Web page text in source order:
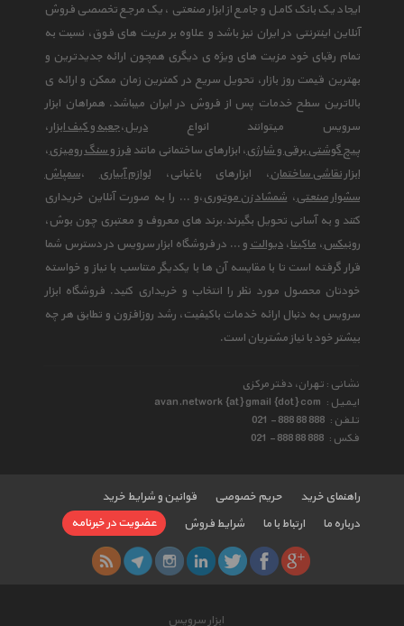
ایجاد یک بانک کامل و جامع از ابزار صنعتی ، یک مرجع تخصصی فروش
آنلاین اینترنتی در ایران نیز باشد و علاوه بر مزیت های فوق، نسبت به
تمام رقبای خود مزیت های ویژه ی دیگری همچون ارائه جدیدترین و
بهترین قیمت روز بازار، تحویل سریع در کمترین زمان ممکن و ارائه ی
بالاترین سطح خدمات پس از فروش در ایران میباشد. همراهان ابزار
سرویس میتوانند انواع دریل،جعبه و کیف ابزار،
پیچ گوشتی برقی و شارژی، ابزارهای ساختمانی مانند فرز و سنگ رومیزی،
ابزار نقاشی ساختمان، ابزارهای باغبانی،لوازم آبیاری ،سمپاش
سشوار صنعتی،شمشاد زن موتوری،و ... را به صورت آنلاین خریداری
کنند و به آسانی تحویل بگیرند.برند های معروف و معتبری چون بوش،
رونیکس،ماکیتا،دیوالتو ... در فروشگاه ابزار سرویس در دسترس شما
قرار گرفته است تا با مقایسه آن ها با یکدیگر متناسب با نیاز و خواسته
خودتان محصول مورد نظر را انتخاب و خریداری کنید. فروشگاه ابزار
سرویس به دنبال ارائه خدمات باکیفیت، رشد روزافزون و تطابق هر چه
بیشتر خود با نیاز مشتریان است.
نشانی : تهران، دفتر مرکزی
ایمیل : avan.network {at} gmail {dot} com
تلفن : 021 - 888 88 888
فکس : 021 - 888 88 888
راهنمای خرید حریم خصوصی
قوانین و شرایط خرید
درباره ما
ارتباط با ما شرایط فروش عضویت در خبرنامه
ابزار سرویس